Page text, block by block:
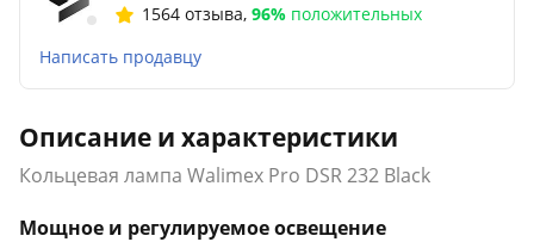
1564 отзыва, 96% положительных
Написать продавцу
Описание и характеристики
Кольцевая лампа Walimex Pro DSR 232 Black
Мощное и регулируемое освещение